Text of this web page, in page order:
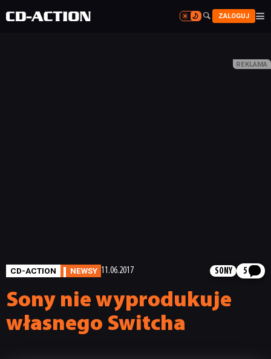

 ZALOGUJ 

CD-ACTION NEWSY 11.06.2017 SONY 5
Sony nie wyprodukuje
własnego Switcha